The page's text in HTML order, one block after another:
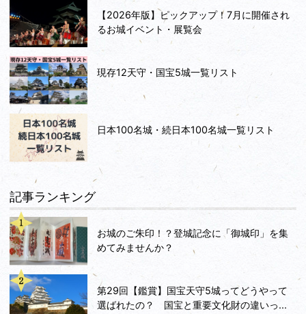
【2026年版】ピックアップ！7月に開催され
るお城イベント・展覧会
現存12天守・国宝5城一覧リスト
日本100名城・続日本100名城一覧リスト
記事ランキング
お城のご朱印！？登城記念に「御城印」を集
めてみませんか？
第29回【鑑賞】国宝天守5城ってどうやって
選ばれたの？ 国宝と重要文化財の違いっ...